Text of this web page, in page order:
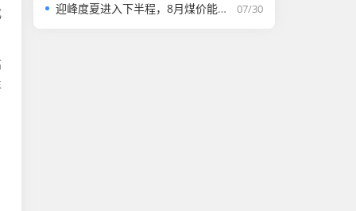
07/30
迎峰度夏进入下半程，8月煤价能否走强？